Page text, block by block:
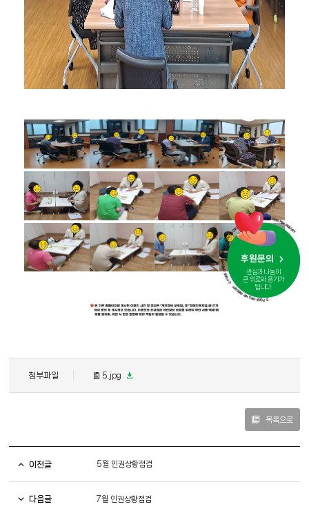
첨부파일 5.jpg
목록으로
이전글 5월 인권상황점검
다음글 7월 인권상황점검
· SPONSORSHIP INQUIRY · SPONSORSHIP INQUIRY · SPONSORSHIP INQUIRY · SPONSORSHIP INQUIRY
후원문의
관심과 나눔이
큰 위로와 용기가
됩니다.